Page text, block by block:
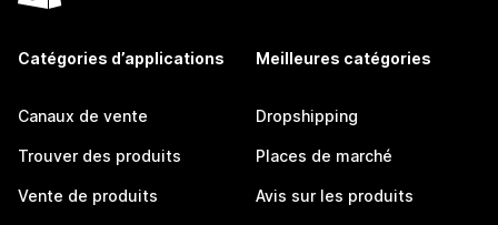
Catégories d’applications
Canaux de vente
Trouver des produits
Vente de produits
Meilleures catégories
Dropshipping
Places de marché
Avis sur les produits